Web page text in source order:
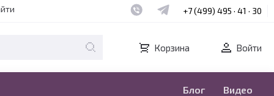
Наш whatsapp
Наш telegram
+7 (499) 495 · 41 · 30
Корзина Войти
Блог Видео